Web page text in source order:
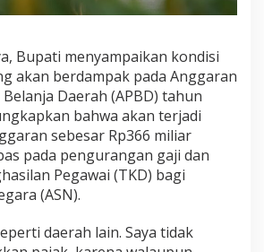
g
a
P
Bupati menyampaikan kondisi
akan berdampak pada Anggaran
Daerah (APBD) tahun
bahwa akan terjadi
sebesar Rp366 miliar
pada pengurangan gaji dan
Pegawai (TKD) bagi
(ASN).
daerah lain. Saya tidak